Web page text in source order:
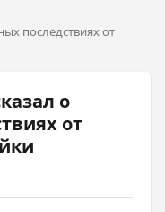
последствиях от
о
от